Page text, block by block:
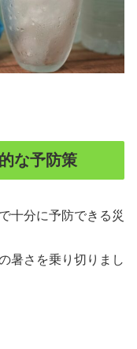
な予防策
十分に予防できる災
暑さを乗り切りまし